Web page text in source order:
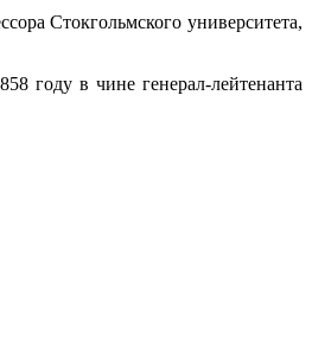
Стокгольмского университета,
году в чине генерал-лейтенанта